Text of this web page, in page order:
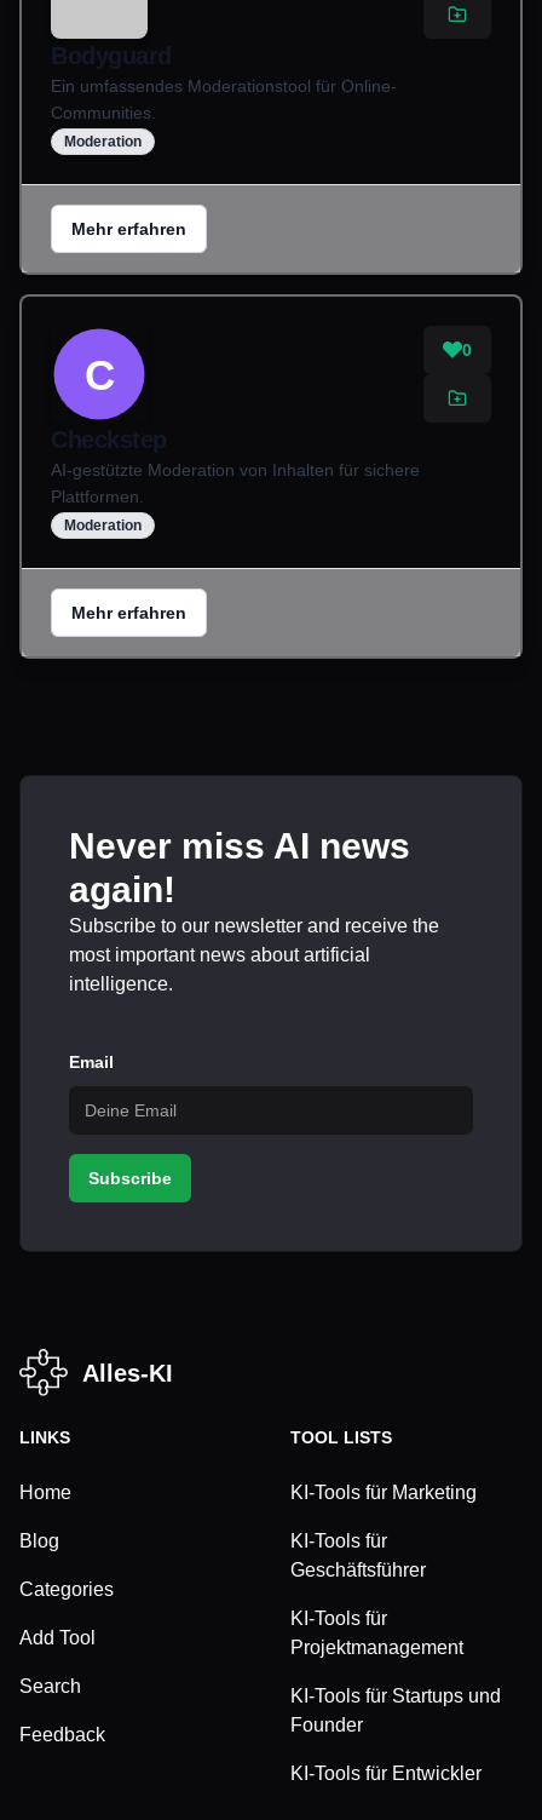
Bodyguard
Ein umfassendes Moderationstool für Online-
Communities.
Moderation
Mehr erfahren
C
0
Checkstep
AI-gestützte Moderation von Inhalten für sichere
Plattformen.
Moderation
Mehr erfahren
Never miss AI news
again!
Subscribe to our newsletter and receive the
most important news about artificial
intelligence.
Email
Subscribe
Alles-KI
LINKS
Home
Blog
Categories
Add Tool
Search
Feedback
TOOL LISTS
KI-Tools für Marketing
KI-Tools für
Geschäftsführer
KI-Tools für
Projektmanagement
KI-Tools für Startups und
Founder
KI-Tools für Entwickler